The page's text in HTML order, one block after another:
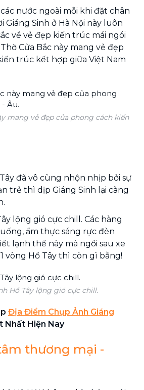
nước ngoài mỗi khi đặt chân
Giáng Sinh ở Hà Nội này luôn
về vẻ đẹp kiến trúc mái ngói
Cửa Bắc này mang vẻ đẹp
trúc kết hợp giữa Việt Nam
mang vẻ đẹp của phong cách kiến
đã vô cùng nhộn nhịp bởi sự
trẻ thì dịp Giáng Sinh lại càng
lộng gió cực chill. Các hàng
ẩm thực sáng rực đèn
lạnh thế này mà ngồi sau xe
vòng Hồ Tây thì còn gì bằng!
Hồ Tây lộng gió cực chill.
Địa Điểm Chụp Ảnh Giáng
Nhất Hiện Nay
thương mại -